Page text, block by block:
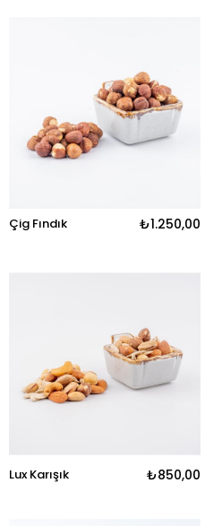
Çig Fındık ₺1.250,00
Lux Karışık ₺850,00